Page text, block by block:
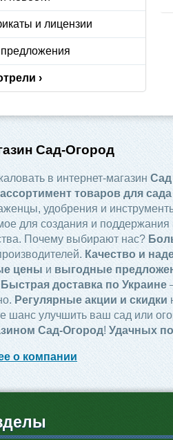
и лицензии
›
Сад-Огород
в интернет-магазин Сад
товаров для
удобрения и
для создания и поддержания
Почему выбирают нас?
Качество и
цены и выгодные
Быстрая доставка по Украине
Регулярные акции и скидки
шанс улучшить ваш сад или
Сад-Огород!Удачных
о компании